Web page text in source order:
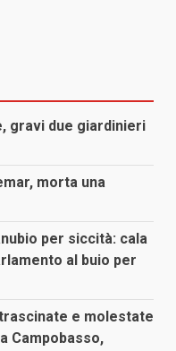
gravi due giardinieri
morta una
per siccità: cala
al buio per
e molestate
Campobasso,